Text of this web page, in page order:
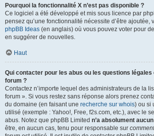
Pourquoi la fonctionnalité X n’est pas disponible ?
Ce logiciel a été développé et mis sous licence par
pensez qu’une fonctionnalité nécessite d’être ajoutée,
phpBB Ideas (en anglais) où vous pouvez voter pour
en suggérer de nouvelles.
Haut
Qui contacter pour les abus ou les questions
forum ?
Contactez n’importe lequel des administrateurs de la
forum ». Si vous restez sans réponse alors prenez
du domaine (en faisant une recherche sur whois) ou si
utilisé (exemple : Yahoo!, Free, f2s.com, etc.), avec le
abus. Notez que phpBB Limited n’a absolument
être, en aucun cas, tenu pour responsable sur comment